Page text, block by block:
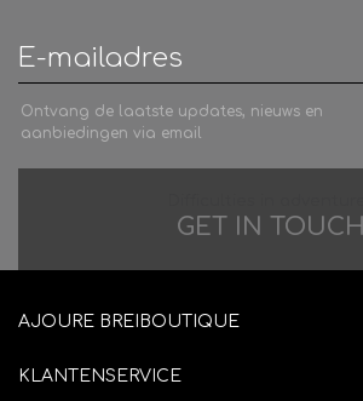
Ontvang de laatste updates, nieuws en
aanbiedingen via email
GET IN TOUCH
AJOURE BREIBOUTIQUE
KLANTENSERVICE